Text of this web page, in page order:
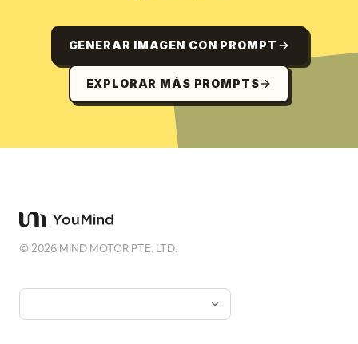
GENERAR IMAGEN CON PROMPT
EXPLORAR MÁS PROMPTS
©2026 MIND MOTOR PTE. LTD.